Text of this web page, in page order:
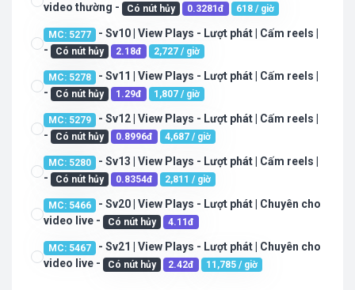
video thường -
Có nút hủy 0.3281đ 618 / giờ
MC: 5277
- Sv10 | View Plays - Lượt phát | Cấm reels |
-
Có nút hủy 2.18đ 2,727 / giờ
MC: 5278
- Sv11 | View Plays - Lượt phát | Cấm reels |
-
Có nút hủy 1.29đ 1,807 / giờ
MC: 5279
- Sv12 | View Plays - Lượt phát | Cấm reels |
-
Có nút hủy 0.8996đ 4,687 / giờ
MC: 5280
- Sv13 | View Plays - Lượt phát | Cấm reels |
-
Có nút hủy 0.8354đ 2,811 / giờ
MC: 5466
- Sv20 | View Plays - Lượt phát | Chuyên cho
video live -
Có nút hủy 4.11đ
MC: 5467
- Sv21 | View Plays - Lượt phát | Chuyên cho
video live -
Có nút hủy 2.42đ 11,785 / giờ